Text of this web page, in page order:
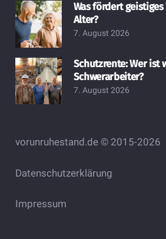
Was fördert
Alter?
7. August 2026
Schutzrente: Wer ist
Schwerarbeiter?
7. August 2026
vorunruhestand.de © 2015-2026
Datenschutzerklärung
Impressum